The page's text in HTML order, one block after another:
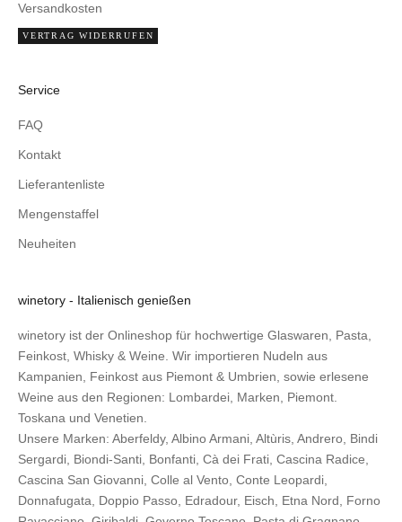
Versandkosten
VERTRAG WIDERRUFEN
Service
FAQ
Kontakt
Lieferantenliste
Mengenstaffel
Neuheiten
winetory - Italienisch genießen
winetory ist der Onlineshop für hochwertige Glaswaren, Pasta,
Feinkost, Whisky & Weine. Wir importieren Nudeln aus
Kampanien, Feinkost aus Piemont & Umbrien, sowie erlesene
Weine aus den Regionen: Lombardei, Marken, Piemont.
Toskana und Venetien.
Unsere Marken: Aberfeldy, Albino Armani, Altùris, Andrero, Bindi
Sergardi, Biondi-Santi, Bonfanti, Cà dei Frati, Cascina Radice,
Cascina San Giovanni, Colle al Vento, Conte Leopardi,
Donnafugata, Doppio Passo, Edradour, Eisch, Etna Nord, Forno